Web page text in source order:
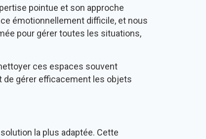
pointue et son approche
émotionnellement difficile, et nous
pour gérer toutes les situations,
ces espaces souvent
de gérer efficacement les objets
la plus adaptée. Cette